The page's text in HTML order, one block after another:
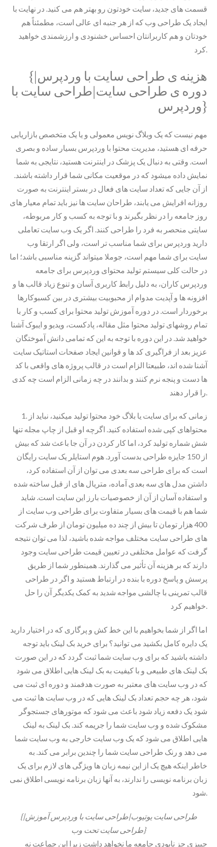
قسمت های جدید، سایت خودتون رو بهتر هم می کنید. در نهایت با
ایجاد یک طراحی وب که از هر جنبه ای عالی است، مطمئناً هم
خودتان و هم کاربرانتان احساس خشنودی و ارزشمندی خواهید
{هزینه ی طراحی سایت با وردپرس|
دوره ی طراحی سایت|طراحی سایت با
وردپرس}
مهم نیست که یک وبلاگ نویس معمولی و یا یک متخصص بازاریابی
حرفه ای هستید، مدیریت محتوا با وردپرس بسیار ساده و بصری
است. وقتی به دنبال یک پزشک در اینترنت هستید، نتایجی به شما
نمایش داده میشود که در موقعیت مکانی شما قرار داشته باشند.
از آن جایی که تعداد سایت های فعال در بستر اینترنت به صورت
روزانه افرایش می یابند، طراحان سایت ها نیز باید تمام معیار های
روز جامعه را در نظر بگیرند و با توجه به کسب و کار مربوطه،
سایتی منحصر به فرد را طراحی کنند. اگر یک وب سایت تعاملی
دارید وردپرس برای شما مناسب تر است، ولی اگر ارتقا وب
سایت برای شما مهم است، جوملا میتواند گزینه مناسبی باشد؛ اما
در حالت کلی سیستم تولید محتوای وردپرس برای جامعه
وردپرس کاران، به دلیل رابط کاربری آسان و تنوع زیاد قالب ها و
افزونه ها و آپدیت مدوام از محبوبیت بیشتری در بین کسبوکارها
برخوردار است. در دوره آموزش تولید محتوا برای کسب و کار با
تمام روشهای تولید محتوا مثل مقاله، پادکست، ویدیو و ایبوک آشنا
خواهید شد. در این دوره با توجه به این که تمامی دانش آموختگان
عزیز بعد از فراگیری کد ها و قوانین ایجاد صفحات استاتیک سایت
آشنا شده اند، طبیعتا الزام است در قالب پروژه های واقعی با کد
ها دست و پنجه نرم کنند و بدانند در چه زمانی الزام است چه کدی
1. زمانی که برای سایت یا بلاگ خود محتوا تولید میکنید، نباید از
محتواهای کپی شده استفاده کنید. اگرچه او قبل از چاپ مجله تنها
شش شماره تولید کرد، اما کار کردن در آن جا باعث شد که بیش
از 150 جایزه طراحی بدست آورد. هوم استایلر یک سایت رایگان
است که برای طراحی سه بعدی می توان از آن استفاده کرد،
داشتن مدل های سه بعدی آماده، متریال های از قبل ساخته شده
و استفاده آسان از آن از خصوصیات بارز این سایت است. شاید
شما هم با قیمت های بسیار متفاوت برای طراحی وب سایت از
400 هزار تومان تا بیش از چند ده میلیون تومان از طرف شرکت
های طراحی سایت مختلف مواجه شده باشید، لذا می توان نتیجه
گرفت که عوامل مختلفی در تعیین قیمت طراحی سایت وجود
دارند که بر هزینه آن تأثیر می گذارند. همینطور شما از طریق
پرسش و پاسخ دوره با بنده در ارتباط هستید و اگر در طراحی
قالب تمرینی با چالشی مواجه شدید به کمک یکدیگر آن را حل
خواهیم کرد.
اما اگر از شما بخواهیم با این خط کش و پرگاری که در اختیار دارید
یک دایره کامل بکشید می توانید؟ برای خرید بک لینک باید توجه
داشته باشید که برای وب سایت شما ثبت گردد که در این صورت
بک لینک های طبیعی و با کیفیت به بک لینک هایی اطلاق می شود
که در وب سایت های معتبر به صورت هدفمند و دوره ای ثبت می
شود، هر چه حجم تعداد بک لینک هایی که در وب سایت ها ثبت می
شود یک دفعه زیاد شود باعث می شود که موتورهای جستجوگر
مشکوک شده و وب سایت شما را جریمه کند. بک لینک به لینک
هایی اطلاق می شود که یک وب سایت خارجی به وب سایت شما
می دهد و رنک طراحی سایت شما را چندین برابر می کند. به
خاطر اینکه هیچ یک از این نیمه زبان ها ویژگی های لازم برای یک
زبان برنامه نویسی را ندارند، به آنها زبان برنامه نویسی اطلاق نمی
شود.
{طراحی سایت یوتیوب|طراحی سایت با وردپرس آموزش|
طراحی سایت تحت وب}
چییزی جز نابودی جامعه ما نخواهد داشت زیرا این جماعت نه